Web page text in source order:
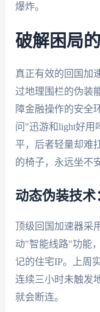
爆炸。
破解困局
真正有效的回国加
过地理围栏的伪装
障金融操作的安全
问"迅游和light好
平，后者轻量却难
的椅子，永远坐不
动态伪装技
顶级回国加速器采
动"智能线路"功能
记的住宅IP。上周
连续三小时未触发
就会断连。